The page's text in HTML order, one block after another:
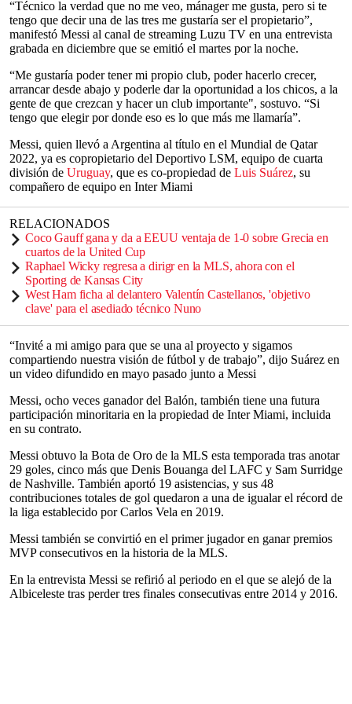
“Técnico la verdad que no me veo, mánager me gusta, pero si te
tengo que decir una de las tres me gustaría ser el propietario”,
manifestó Messi al canal de streaming Luzu TV en una entrevista
grabada en diciembre que se emitió el martes por la noche.
“Me gustaría poder tener mi propio club, poder hacerlo crecer,
arrancar desde abajo y poderle dar la oportunidad a los chicos, a la
gente de que crezcan y hacer un club importante", sostuvo. “Si
tengo que elegir por donde eso es lo que más me llamaría”.
Messi, quien llevó a Argentina al título en el Mundial de Qatar
2022, ya es copropietario del Deportivo LSM, equipo de cuarta
división de Uruguay, que es co-propiedad de Luis Suárez, su
compañero de equipo en Inter Miami
RELACIONADOS
Coco Gauff gana y da a EEUU ventaja de 1-0 sobre Grecia en
cuartos de la United Cup
Raphael Wicky regresa a dirigr en la MLS, ahora con el
Sporting de Kansas City
West Ham ficha al delantero Valentín Castellanos, 'objetivo
clave' para el asediado técnico Nuno
“Invité a mi amigo para que se una al proyecto y sigamos
compartiendo nuestra visión de fútbol y de trabajo”, dijo Suárez en
un video difundido en mayo pasado junto a Messi
Messi, ocho veces ganador del Balón, también tiene una futura
participación minoritaria en la propiedad de Inter Miami, incluida
en su contrato.
Messi obtuvo la Bota de Oro de la MLS esta temporada tras anotar
29 goles, cinco más que Denis Bouanga del LAFC y Sam Surridge
de Nashville. También aportó 19 asistencias, y sus 48
contribuciones totales de gol quedaron a una de igualar el récord de
la liga establecido por Carlos Vela en 2019.
Messi también se convirtió en el primer jugador en ganar premios
MVP consecutivos en la historia de la MLS.
En la entrevista Messi se refirió al periodo en el que se alejó de la
Albiceleste tras perder tres finales consecutivas entre 2014 y 2016.